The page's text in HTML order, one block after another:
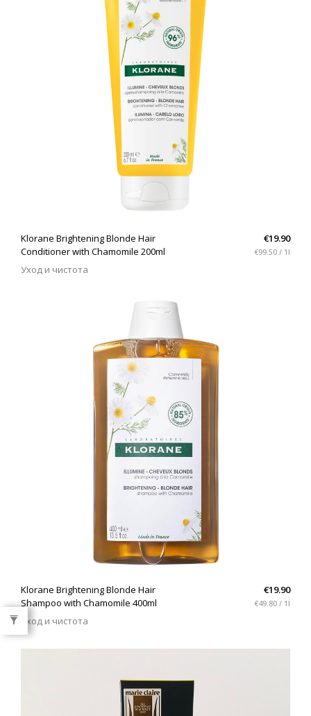
Klorane Brightening Blonde Hair
Conditioner with Chamomile 200ml
Уход и чистота
€19.90
€99.50 / 1l
Klorane Brightening Blonde Hair
Shampoo with Chamomile 400ml
Уход и чистота
€19.90
€49.80 / 1l